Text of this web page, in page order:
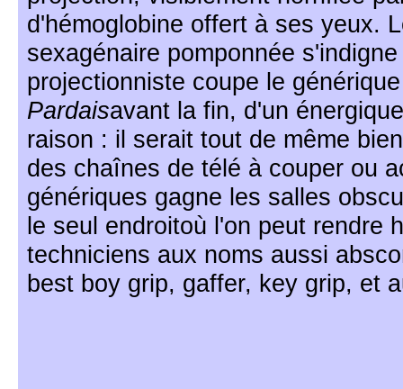
d'hémoglobine offert à ses yeux.
sexagénaire pomponnée
projectionniste coupe le
Pardaisavant la fin, d'un
raison : il serait tout de même
des chaînes de télé à couper ou
génériques gagne les salles
le seul endroitoù l'on peut rendre
techniciens aux noms aussi
best boy grip, gaffer, key grip, et